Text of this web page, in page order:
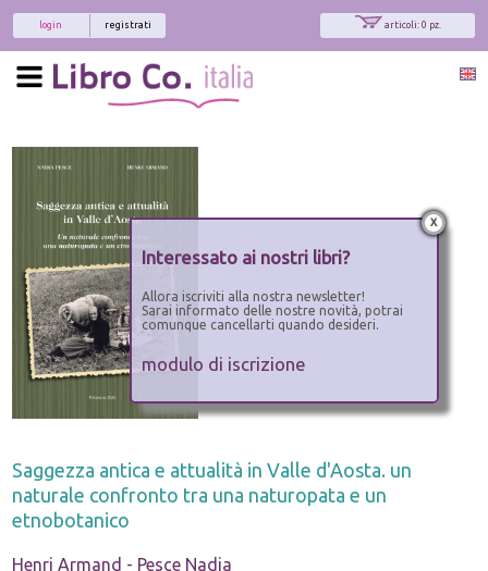
articoli: 0 pz.
registrati
login
Saggezza antica e attualità in Valle d'Aosta. un
naturale confronto tra una naturopata e un
etnobotanico
Henri Armand - Pesce Nadia
x
Interessato ai nostri libri?
Allora iscriviti alla nostra newsletter!
Sarai informato delle nostre novità, potrai
comunque cancellarti quando desideri.
modulo di iscrizione